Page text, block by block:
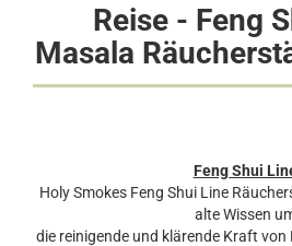
Reise - Feng
Masala
Feng Shui
Holy Smokes Feng Shui Line
alte Wissen
die reinigende und klärende Kraft